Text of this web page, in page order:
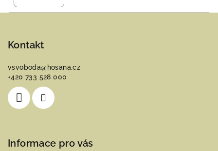
Kontakt
vsvoboda@ hosana.cz
+420 733 528 000
Informace pro vás